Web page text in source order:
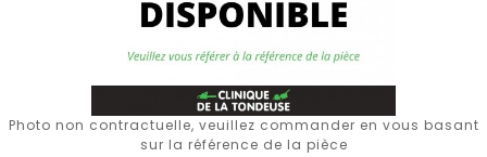
Photo non contractuelle, veuillez commander en vous basant
sur la référence de la pièce